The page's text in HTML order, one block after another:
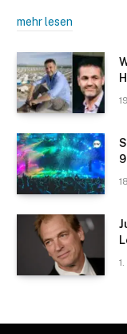
mehr lesen